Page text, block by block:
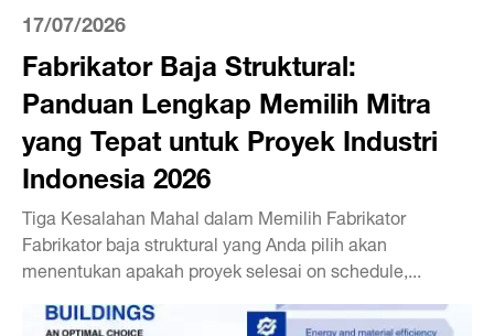
17/07/2026
Fabrikator Baja Struktural:
Panduan Lengkap Memilih Mitra
yang Tepat untuk Proyek Industri
Indonesia 2026
Tiga Kesalahan Mahal dalam Memilih Fabrikator
Fabrikator baja struktural yang Anda pilih akan
menentukan apakah proyek selesai on schedule,...